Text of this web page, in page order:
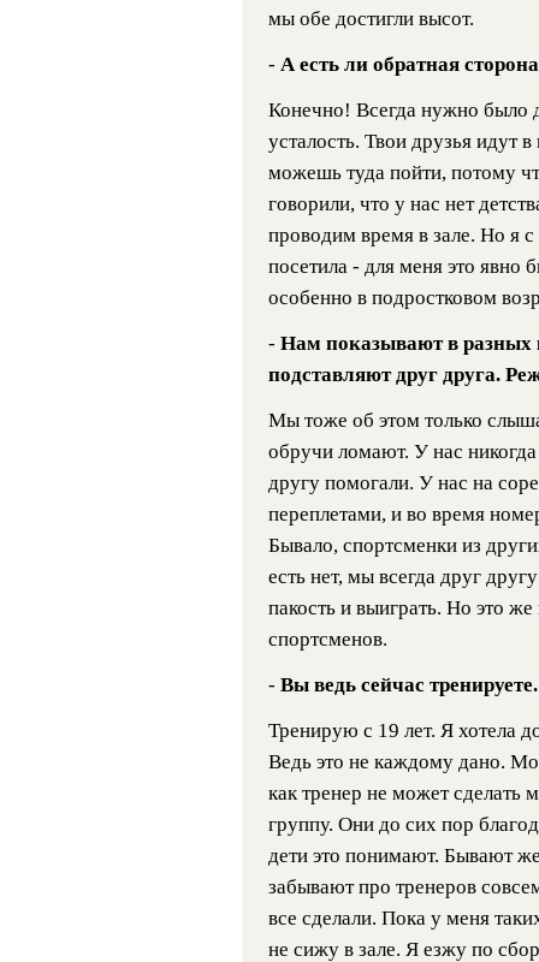
мы обе достигли высот.
- А есть ли обратная
Конечно! Всегда нужно было
усталость. Твои друзья идут
можешь туда пойти, потому
говорили, что у нас нет
проводим время в зале. Но я с
посетила - для меня это явно
особенно в подростковом
- Нам показывают в разных
подставляют друг друга.
Мы тоже об этом только
обручи ломают. У нас
другу помогали. У нас на
переплетами, и во время
Бывало, спортсменки из
есть нет, мы всегда друг
пакость и выиграть. Но это
спортсменов.
- Вы ведь сейчас
Тренирую с 19 лет. Я хотела
Ведь это не каждому дано.
как тренер не может сделать
группу. Они до сих пор
дети это понимают. Бывают
забывают про тренеров
все сделали. Пока у меня
не сижу в зале. Я езжу по